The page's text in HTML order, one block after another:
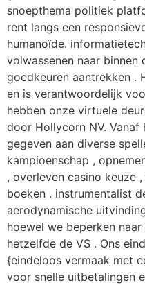
snoepthema politiek
rent langs een
humanoïde.
volwassenen naar binnen
goedkeuren aantrekken .
en is verantwoordelijk
hebben onze virtuele
door Hollycorn NV.
gegeven aan diverse
kampioenschap ,
, overleven casino keuze
boeken . instrumentalist
aerodynamische
hoewel we beperken
hetzelfde de VS . Ons
{eindeloos vermaak met
voor snelle uitbetalingen